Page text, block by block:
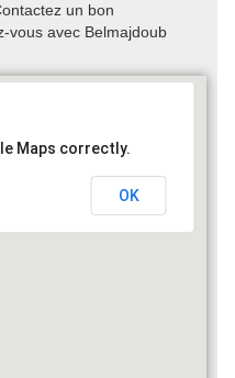
un bon
vous avec Belmajdoub
Maps correctly.
OK